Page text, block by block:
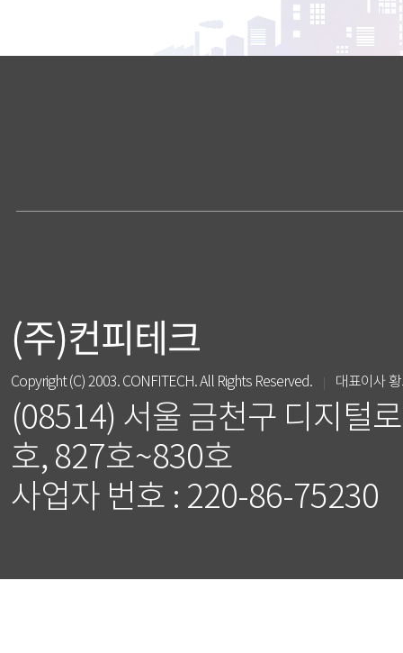
(주)컨피테크
Copyright (C) 2003. CONFITECH. All Rights Reserved. 대표이사
(08514) 서울 금천구 디지털
호, 827호~830호
사업자 번호 : 220-86-75230